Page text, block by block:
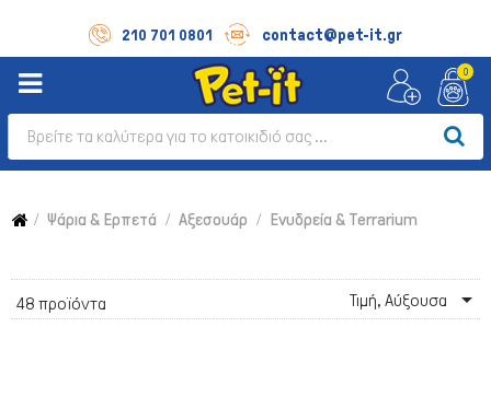
210 701 0801 contact@pet-it.gr
0
Ψάρια & Ερπετά Αξεσουάρ Ενυδρεία & Terrarium
48 προϊόντα Τιμή, Αύξουσα 